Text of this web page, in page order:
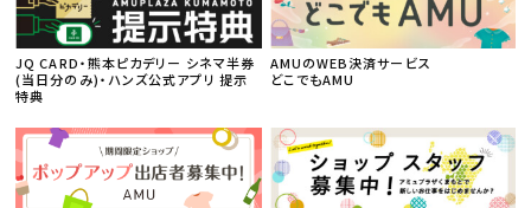
JQ CARD・熊本ピカデリー シネマ半券
(当日分のみ)・ハンズ公式アプリ 提示
特典
AMUのWEB決済サービス
どこでもAMU